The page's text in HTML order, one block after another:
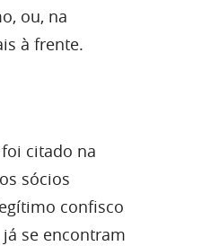
ou, na
à frente.
citado na
sócios
confisco
se encontram